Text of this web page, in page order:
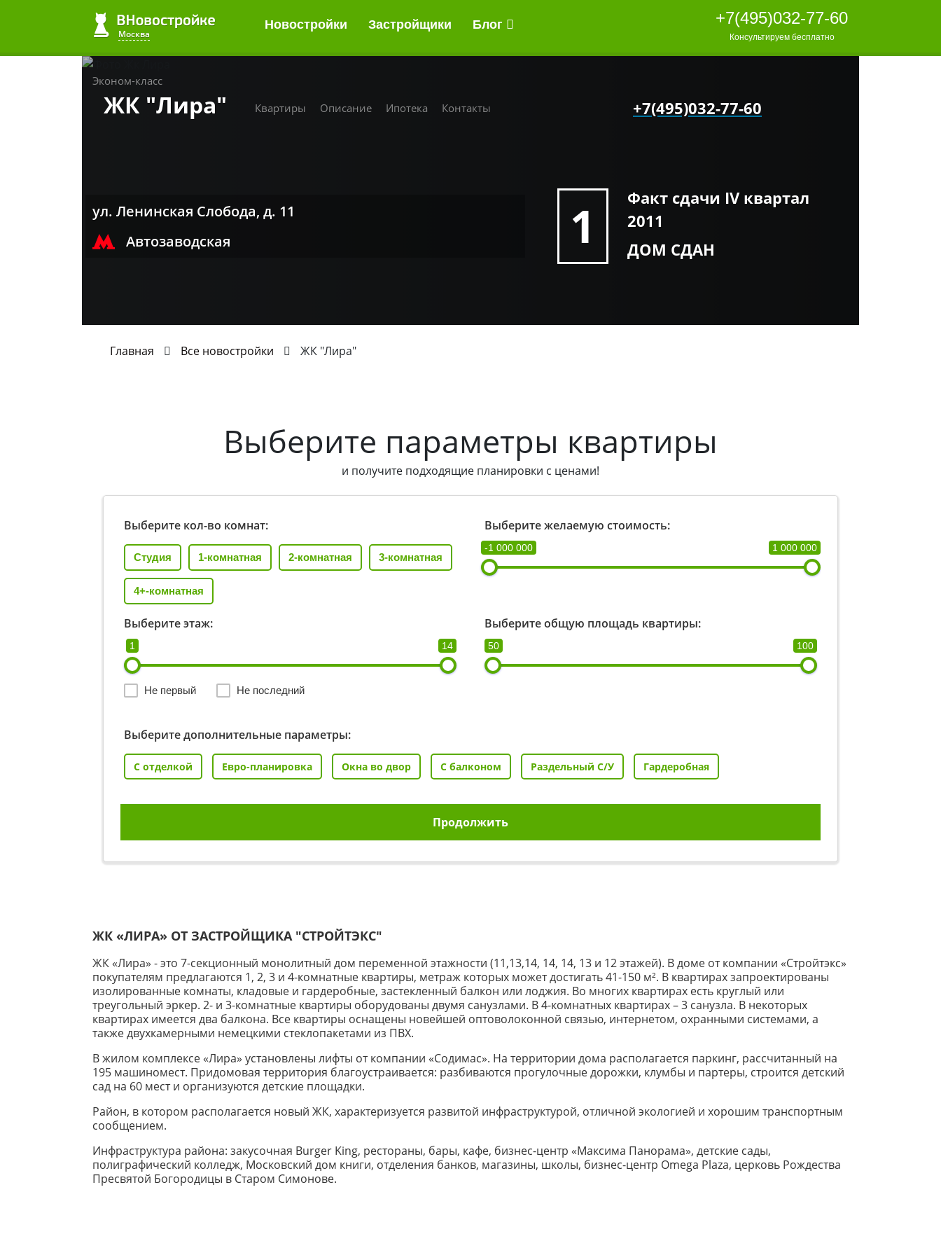
Москва
Новостройки Застройщики Блог +7(495)032-77-60
Консультируем бесплатно
Эконом-класс
ЖК "Лира" Квартиры Описание Ипотека Контакты +7(495)032-77-60
ул. Ленинская Слобода, д. 11
Автозаводская
1
Факт сдачи IV квартал
2011
ДОМ СДАН
Главная Все новостройки ЖК "Лира"
Выберите параметры квартиры
и получите подходящие планировки с ценами!
Выберите кол-во комнат:
Студия 1-комнатная 2-комнатная 3-комнатная
4+-комнатная
Выберите желаемую стоимость:
-1 000 000 1 000 000
Выберите этаж:
1 14
Не первый Не последний
Выберите общую площадь квартиры:
50 100
Выберите дополнительные параметры:
С отделкой Евро-планировка Окна во двор С балконом Раздельный С/У Гардеробная
Продолжить
ЖК «ЛИРА» ОТ ЗАСТРОЙЩИКА "СТРОЙТЭКС"
ЖК «Лира» - это 7-секционный монолитный дом переменной этажности (11,13,14, 14, 14, 13 и 12 этажей). В доме от компании «Стройтэкс»
покупателям предлагаются 1, 2, 3 и 4-комнатные квартиры, метраж которых может достигать 41-150 м². В квартирах запроектированы
изолированные комнаты, кладовые и гардеробные, застекленный балкон или лоджия. Во многих квартирах есть круглый или
треугольный эркер. 2- и 3-комнатные квартиры оборудованы двумя санузлами. В 4-комнатных квартирах – 3 санузла. В некоторых
квартирах имеется два балкона. Все квартиры оснащены новейшей оптоволоконной связью, интернетом, охранными системами, а
также двухкамерными немецкими стеклопакетами из ПВХ.
В жилом комплексе «Лира» установлены лифты от компании «Содимас». На территории дома располагается паркинг, рассчитанный на
195 машиномест. Придомовая территория благоустраивается: разбиваются прогулочные дорожки, клумбы и партеры, строится детский
сад на 60 мест и организуются детские площадки.
Район, в котором располагается новый ЖК, характеризуется развитой инфраструктурой, отличной экологией и хорошим транспортным
сообщением.
Инфраструктура района: закусочная Burger King, рестораны, бары, кафе, бизнес-центр «Максима Панорама», детские сады,
полиграфический колледж, Московский дом книги, отделения банков, магазины, школы, бизнес-центр Omega Plaza, церковь Рождества
Пресвятой Богородицы в Старом Симонове.